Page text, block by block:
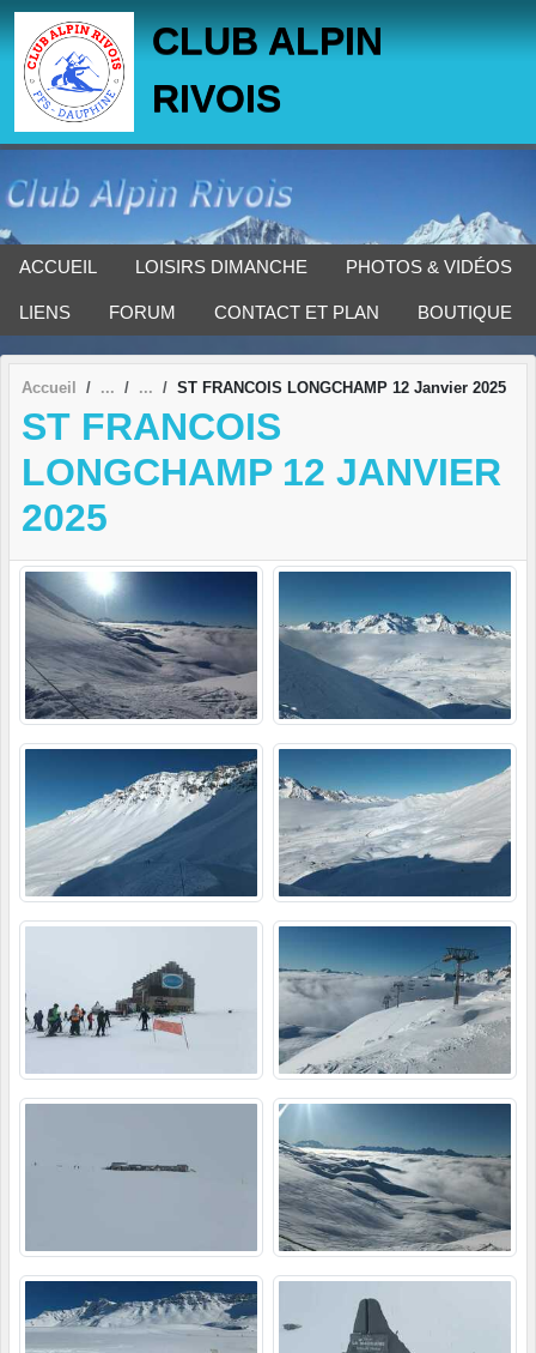
CLUB ALPIN
RIVOIS
ACCUEIL LOISIRS DIMANCHE PHOTOS & VIDÉOS
LIENS FORUM CONTACT ET PLAN BOUTIQUE
Accueil ST FRANCOIS LONGCHAMP 12 Janvier 2025
ST FRANCOIS
LONGCHAMP 12 JANVIER
2025
Panneau de gestion des cookies